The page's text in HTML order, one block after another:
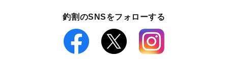
釣割のSNSをフォローする